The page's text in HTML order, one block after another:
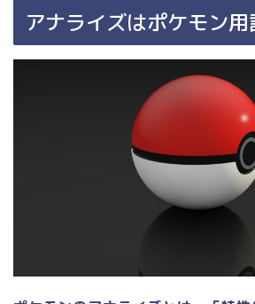
アナライズはポケモン用